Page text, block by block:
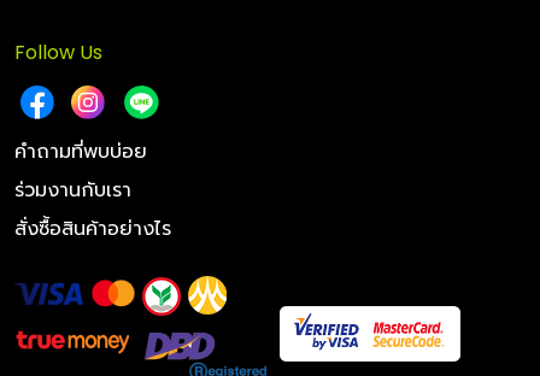
Follow Us
คำถามที่พบบ่อย
ร่วมงานกับเรา
สั่งซื้อสินค้าอย่างไร